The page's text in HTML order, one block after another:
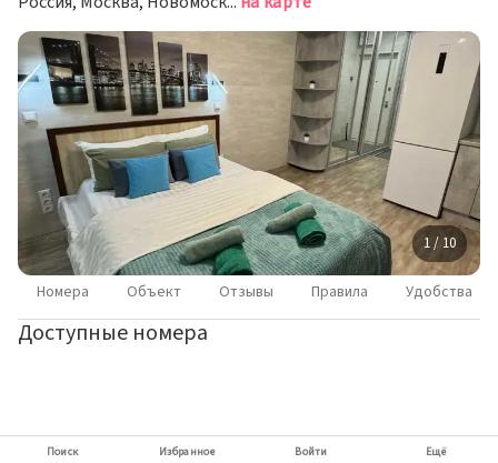
1 / 10
Номера Объект Отзывы Правила Удобства
Доступные номера
Поиск Избранное Войти Ещё